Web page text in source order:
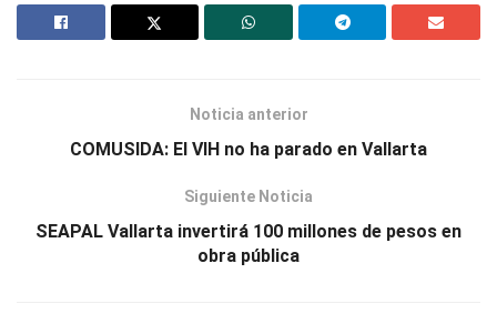
Noticia anterior
COMUSIDA: El VIH no ha parado en Vallarta
Siguiente Noticia
SEAPAL Vallarta invertirá 100 millones de pesos en
obra pública